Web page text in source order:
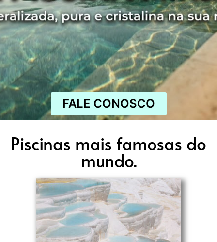
FALE CONOSCO
Piscinas mais famosas do
mundo.